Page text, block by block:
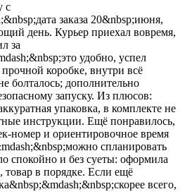
с
заказа 20&nbsp;июня,
день. Курьер приехал вовремя,
за
удобно, успел
коробке, внутри всё
болталось; дополнительно
запуску. Из плюсов:
упаковка, в комплекте не
инструкции. Ещё понравилось,
и ориентировочное время
спланировать
спокойно и без суеты: оформила
товар в порядке. Если ещё
всего,